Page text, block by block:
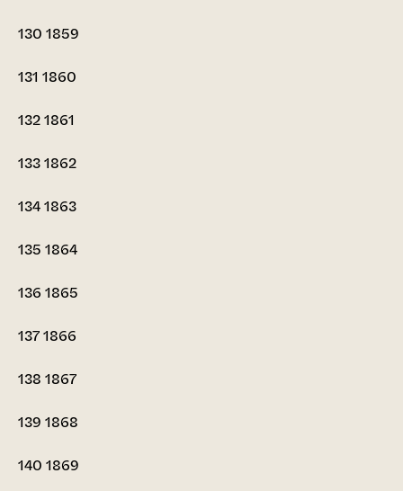
130 1859
131 1860
1321861
1331862
1341863
135 1864
136 1865
1371866
138 1867
139 1868
140 1869